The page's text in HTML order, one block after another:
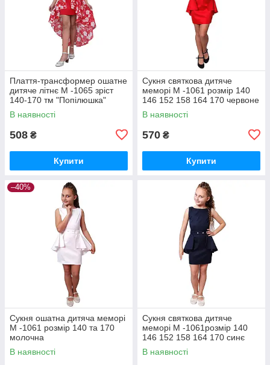
Плаття-трансформер ошатне
дитяче літнє М -1065 зріст
140-170 тм "Попілюшка"
В наявності
508 ₴
Купити
Сукня святкова дитяче
меморі М -1061 розмір 140
146 152 158 164 170 червоне
тм "Попелюшка"
В наявності
570 ₴
Купити
–40%
Сукня ошатна дитяча меморі
М -1061 розмір 140 та 170
молочна
В наявності
Сукня святкова дитяче
меморі М -1061розмір 140
146 152 158 164 170 синє
В наявності